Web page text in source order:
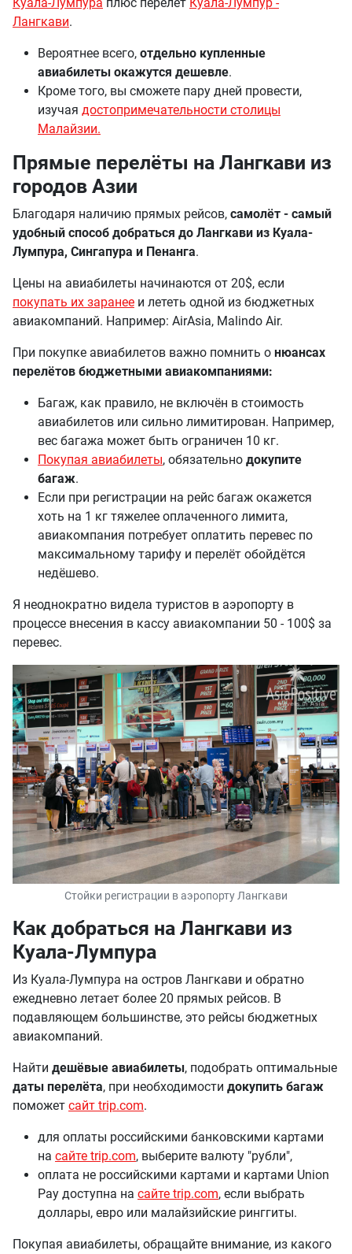
Лангкави.
Вероятнее всего, отдельно купленные
авиабилеты окажутся дешевле.
Кроме того, вы сможете пару дней провести,
изучая достопримечательности столицы
Малайзии.
Прямые перелёты на Лангкави из
городов Азии
Благодаря наличию прямых рейсов, самолёт - самый
удобный способ добраться до Лангкави из Куала-
Лумпура, Сингапура и Пенанга.
Цены на авиабилеты начинаются от 20$, если
покупать их заранее и лететь одной из бюджетных
авиакомпаний. Например: AirAsia, Malindo Air.
При покупке авиабилетов важно помнить о нюансах
перелётов бюджетными авиакомпаниями:
Багаж, как правило, не включён в стоимость
авиабилетов или сильно лимитирован. Например,
вес багажа может быть ограничен 10 кг.
Покупая авиабилеты, обязательно докупите
багаж.
Если при регистрации на рейс багаж окажется
хоть на 1 кг тяжелее оплаченного лимита,
авиакомпания потребует оплатить перевес по
максимальному тарифу и перелёт обойдётся
недёшево.
Я неоднократно видела туристов в аэропорту в
процессе внесения в кассу авиакомпании 50 - 100$ за
перевес.
Стойки регистрации в аэропорту Лангкави
Как добраться на Лангкави из
Куала-Лумпура
Из Куала-Лумпура на остров Лангкави и обратно
ежедневно летает более 20 прямых рейсов. В
подавляющем большинстве, это рейсы бюджетных
авиакомпаний.
Найти дешёвые авиабилеты, подобрать оптимальные
даты перелёта, при необходимости докупить багаж
поможет сайт trip.com.
для оплаты российскими банковскими картами
на сайте trip.com, выберите валюту "рубли",
оплата не российскими картами и картами Union
Pay доступна на сайте trip.com, если выбрать
доллары, евро или малайзийские ринггиты.
Покупая авиабилеты, обращайте внимание, из какого